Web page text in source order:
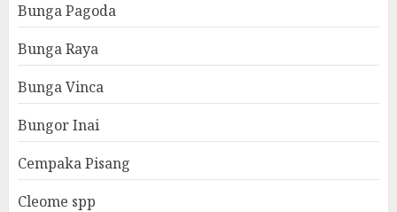
Bunga Pagoda
Bunga Raya
Bunga Vinca
Bungor Inai
Cempaka Pisang
Cleome spp